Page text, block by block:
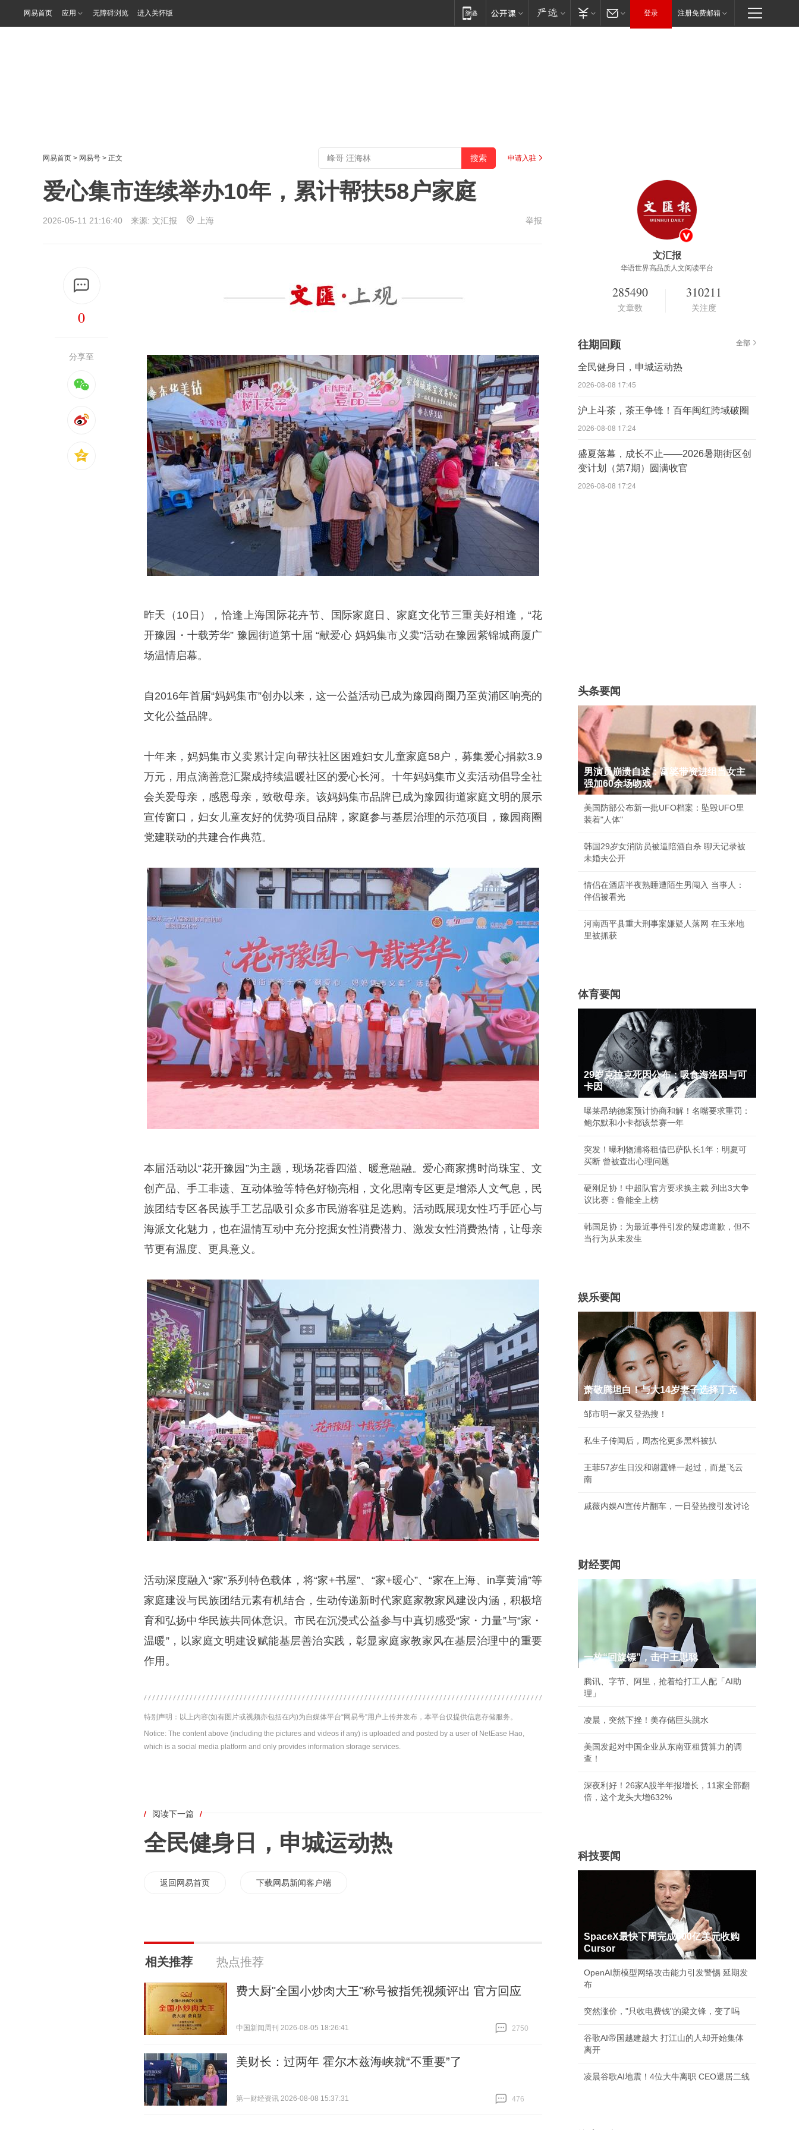
网易首页 应用 无障碍浏览 进入关怀版 登录 注册免费邮箱
网易首页 > 网易号 > 正文 申请入驻
爱心集市连续举办10年，累计帮扶58户家庭
2026-05-11 21:16:40 来源: 文汇报 上海 举报
0
分享至
昨天（10日），恰逢上海国际花卉节、国际家庭日、家庭文化节三重美好相逢，“花
开豫园・十载芳华” 豫园街道第十届 “献爱心 妈妈集市义卖”活动在豫园紫锦城商厦广
场温情启幕。
自2016年首届“妈妈集市”创办以来，这一公益活动已成为豫园商圈乃至黄浦区响亮的
文化公益品牌。
十年来，妈妈集市义卖累计定向帮扶社区困难妇女儿童家庭58户，募集爱心捐款3.9
万元，用点滴善意汇聚成持续温暖社区的爱心长河。十年妈妈集市义卖活动倡导全社
会关爱母亲，感恩母亲，致敬母亲。该妈妈集市品牌已成为豫园街道家庭文明的展示
宣传窗口，妇女儿童友好的优势项目品牌，家庭参与基层治理的示范项目，豫园商圈
党建联动的共建合作典范。
本届活动以“花开豫园”为主题，现场花香四溢、暖意融融。爱心商家携时尚珠宝、文
创产品、手工非遗、互动体验等特色好物亮相，文化思南专区更是增添人文气息，民
族团结专区各民族手工艺品吸引众多市民游客驻足选购。活动既展现女性巧手匠心与
海派文化魅力，也在温情互动中充分挖掘女性消费潜力、激发女性消费热情，让母亲
节更有温度、更具意义。
活动深度融入“家”系列特色载体，将“家+书屋”、“家+暖心”、“家在上海、in享黄浦”等
家庭建设与民族团结元素有机结合，生动传递新时代家庭家教家风建设内涵，积极培
育和弘扬中华民族共同体意识。市民在沉浸式公益参与中真切感受“家・力量”与“家・
温暖”，以家庭文明建设赋能基层善治实践，彰显家庭家教家风在基层治理中的重要
作用。
特别声明：以上内容(如有图片或视频亦包括在内)为自媒体平台“网易号”用户上传并发布，本平台仅提供信息存储服务。
Notice: The content above (including the pictures and videos if any) is uploaded and posted by a user of NetEase Hao,
which is a social media platform and only provides information storage services.
/ 阅读下一篇 /
全民健身日，申城运动热
返回网易首页 下载网易新闻客户端
相关推荐 热点推荐
费大厨"全国小炒肉大王"称号被指凭视频评出 官方回应
中国新闻周刊 2026-08-05 18:26:41
2750
美财长：过两年 霍尔木兹海峡就“不重要”了
第一财经资讯 2026-08-08 15:37:31
476
文汇报
华语世界高品质人文阅读平台
285490
文章数
310211
关注度
往期回顾 全部
全民健身日，申城运动热
2026-08-08 17:45
沪上斗茶，茶王争锋！百年闽红跨域破圈
2026-08-08 17:24
盛夏落幕，成长不止——2026暑期街区创
变计划（第7期）圆满收官
2026-08-08 17:24
头条要闻
男演员崩溃自述：富婆带资进组当女主
强加60余场吻戏
美国防部公布新一批UFO档案：坠毁UFO里
装着"人体"
韩国29岁女消防员被逼陪酒自杀 聊天记录被
未婚夫公开
情侣在酒店半夜熟睡遭陌生男闯入 当事人：
伴侣被看光
河南西平县重大刑事案嫌疑人落网 在玉米地
里被抓获
体育要闻
29岁克拉克死因公布：吸食海洛因与可
卡因
曝莱昂纳德案预计协商和解！名嘴要求重罚：
鲍尔默和小卡都该禁赛一年
突发！曝利物浦将租借巴萨队长1年：明夏可
买断 曾被查出心理问题
硬刚足协！中超队官方要求换主裁 列出3大争
议比赛：鲁能全上榜
韩国足协：为最近事件引发的疑虑道歉，但不
当行为从未发生
娱乐要闻
萧敬腾坦白！与大14岁妻子选择丁克
邹市明一家又登热搜！
私生子传闻后，周杰伦更多黑料被扒
王菲57岁生日没和谢霆锋一起过，而是飞云
南
戚薇内娱AI宣传片翻车，一日登热搜引发讨论
财经要闻
一枚“回旋镖”，击中王思聪
腾讯、字节、阿里，抢着给打工人配「AI助
理」
凌晨，突然下挫！美存储巨头跳水
美国发起对中国企业从东南亚租赁算力的调
查！
深夜利好！26家A股半年报增长，11家全部翻
倍，这个龙头大增632%
科技要闻
SpaceX最快下周完成600亿美元收购
Cursor
OpenAI新模型网络攻击能力引发警惕 延期发
布
突然涨价，"只收电费钱"的梁文锋，变了吗
谷歌AI帝国越建越大 打江山的人却开始集体
离开
凌晨谷歌AI地震！4位大牛离职 CEO退居二线